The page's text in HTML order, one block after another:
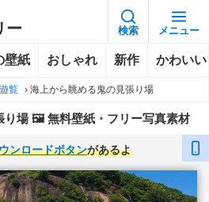
ー 検索 メニュー
壁紙 おしゃれ 新作 かわいい
覧 › 海上から眺める鬼の見張り場
り場 🖼️ 無料壁紙・フリー写真素材
ンロードボタンがあるよ